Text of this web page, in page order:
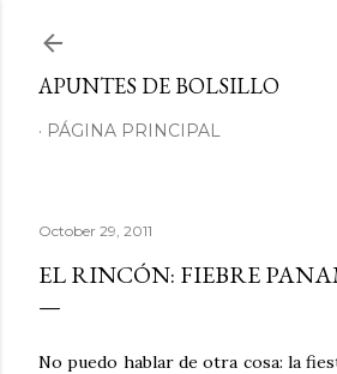
APUNTES DE BOLSILLO
PÁGINA PRINCIPAL
October 29, 2011
EL RINCÓN: FIEBRE
No puedo hablar de otra cosa: la